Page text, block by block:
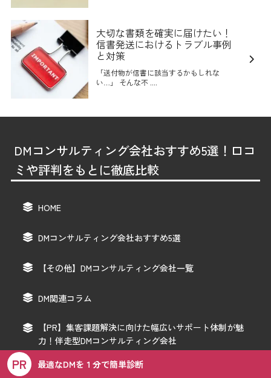
PR 最適なDMを１分で簡単診断
大切な書類を確実に届けたい！
信書発送におけるトラブル事例
と対策
「送付物が信書に該当するかもしれな
い…」 そんな不 ....
DMコンサルティング会社おすすめ5選！口コ
ミや評判をもとに徹底比較
HOME
DMコンサルティング会社おすすめ5選
【その他】DMコンサルティング会社一覧
DM関連コラム
【PR】集客課題解決に向けた幅広いサポート体制が魅
力！伴走型DMコンサルティング会社
【その他】DM発送代行会社一覧